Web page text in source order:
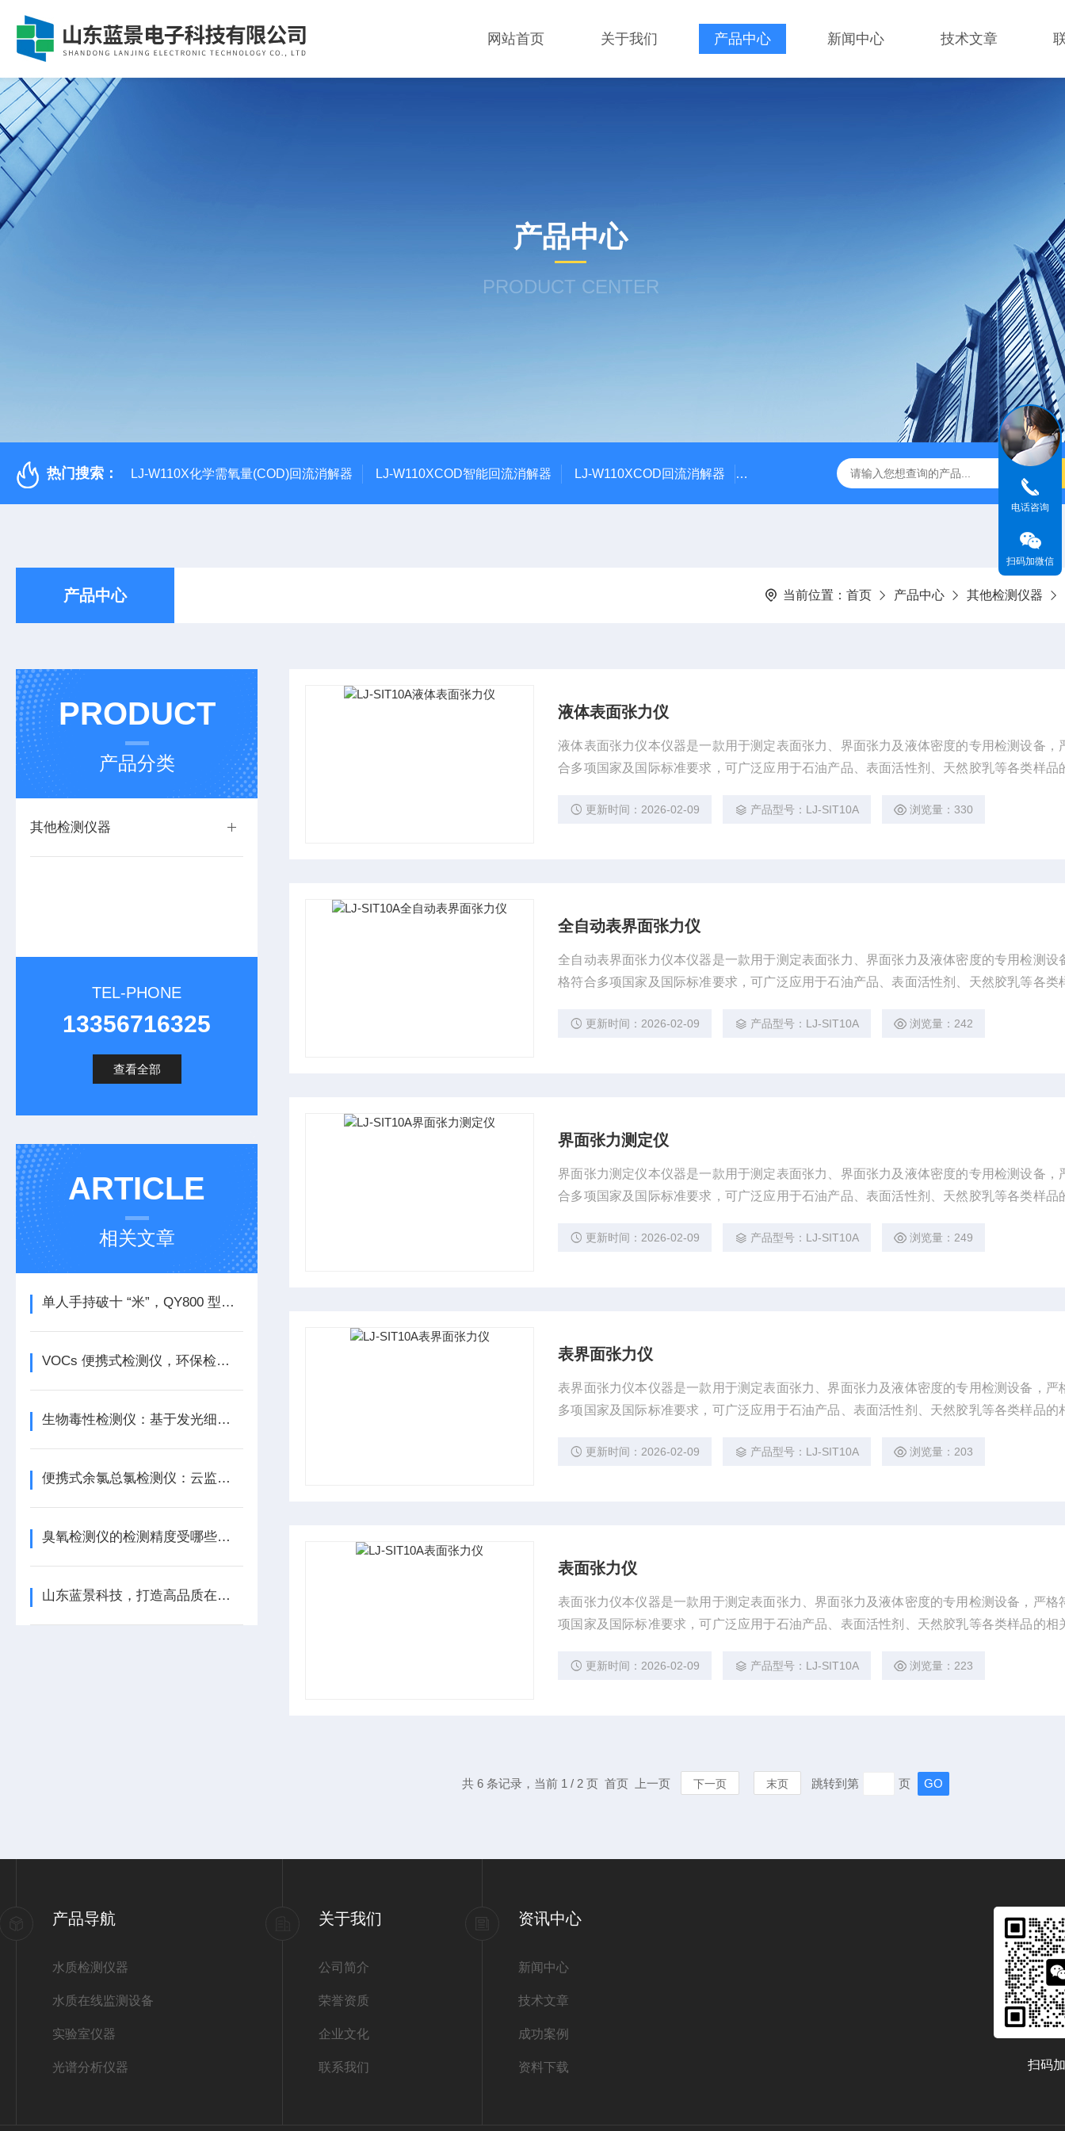
网站首页 关于我们 产品中心 新闻中心 技术文章
产品中心
PRODUCT CENTER
热门搜索： LJ-W110X化学需氧量(COD)回流消解器 LJ-W110XCOD智能回流消解器 LJ-W110XCOD回流消解器 LJ-W110X标准COD消解器 LJ-W110XCOD消解器
产品中心 当前位置： 首页 产品中心 其他检测仪器
PRODUCT
产品分类
其他检测仪器
TEL-PHONE
13356716325
查看全部
ARTICLE
相关文章
单人手持破十 “米”，QY800 型冲击钻机重塑采样格局
VOCs 便携式检测仪，环保检测的新利器 蓝景科技
生物毒性检测仪：基于发光细菌的检测原理之化妆品行业的质量把关
便携式余氯总氯检测仪：云监控开启水质分析新纪元
臭氧检测仪的检测精度受哪些环境因素影响？
山东蓝景科技，打造高品质在线水质采样器
液体表面张力仪
液体表面张力仪本仪器是一款用于测定表面张力、界面张力及液体密度的专用检测设备，
合多项国家及国际标准要求，可广泛应用于石油产品、表面活性剂、天然胶乳等各类样品
更新时间：2026-02-09 产品型号：LJ-SIT10A 浏览量：330
全自动表界面张力仪
全自动表界面张力仪本仪器是一款用于测定表面张力、界面张力及液体密度的专用检测设
格符合多项国家及国际标准要求，可广泛应用于石油产品、表面活性剂、天然胶乳等各类
更新时间：2026-02-09 产品型号：LJ-SIT10A 浏览量：242
界面张力测定仪
界面张力测定仪本仪器是一款用于测定表面张力、界面张力及液体密度的专用检测设备，
合多项国家及国际标准要求，可广泛应用于石油产品、表面活性剂、天然胶乳等各类样品
更新时间：2026-02-09 产品型号：LJ-SIT10A 浏览量：249
表界面张力仪
表界面张力仪本仪器是一款用于测定表面张力、界面张力及液体密度的专用检测设备，严
多项国家及国际标准要求，可广泛应用于石油产品、表面活性剂、天然胶乳等各类样品的
更新时间：2026-02-09 产品型号：LJ-SIT10A 浏览量：203
表面张力仪
表面张力仪本仪器是一款用于测定表面张力、界面张力及液体密度的专用检测设备，严格
项国家及国际标准要求，可广泛应用于石油产品、表面活性剂、天然胶乳等各类样品的相
更新时间：2026-02-09 产品型号：LJ-SIT10A 浏览量：223
共 6 条记录，当前 1 / 2 页 首页 上一页 下一页 末页 跳转到第 页
产品导航
水质检测仪器
水质在线监测设备
实验室仪器
光谱分析仪器
关于我们
公司简介
荣誉资质
企业文化
联系我们
资讯中心
新闻中心
技术文章
成功案例
资料下载 扫码
电话咨询
扫码加微信